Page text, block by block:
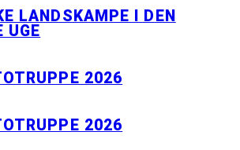
LANDSKAMPE I DEN
UGE
2026
2026